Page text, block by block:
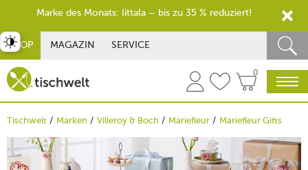
SHOP MAGAZIN SERVICE
0
Tischwelt Marken Villeroy & Boch Mariefleur Mariefleur Gifts
umschalten
Marke des Monats: Iittala – bis zu 35 % reduziert!